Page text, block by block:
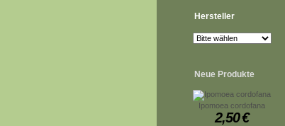
Hersteller
Neue Produkte
Ipomoea cordofana
2,50€